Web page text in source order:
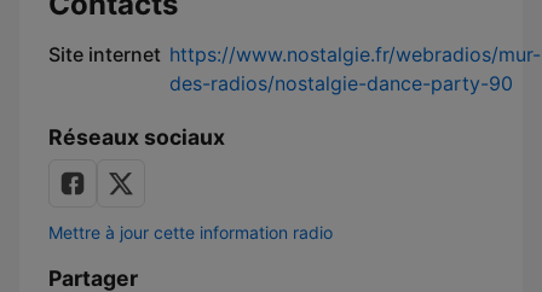
Site internet https://www.nostalgie.fr/webradios/mur-
des-radios/nostalgie-dance-party-90
Réseaux sociaux
Mettre à jour cette information radio
Partager